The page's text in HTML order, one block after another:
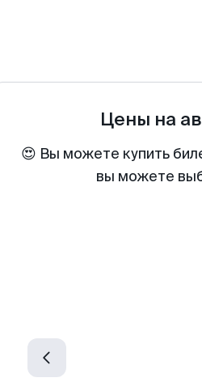
Цены на
😍 Вы можете купить
вы можете